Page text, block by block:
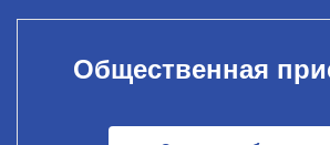
Общественная